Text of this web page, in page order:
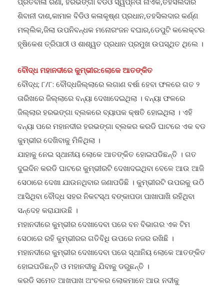
ଶିବାନୀ ଦାଶ,କାମାଳ ବିଡିଓ କଳାକୃଷ୍ଣ ପ୍ରଧାନ,ତହସିଲଦାର କର୍ଣ୍ଣ
ମଲ୍ଲିକ,ଜିଲା ଉପନିବନ୍ଧକ ମନୋରଂଜନ ବଘାର,ଡେପୁଟି କଲେକ୍ଟର
ହୃଷିକେଶ ତ୍ରିପାଠୀ ଓ ଶାଶ୍ୱତ ପ୍ରଧାନ ପ୍ରମୁଖ ଉପସ୍ଥିତ ଥିଲେ ।
ବୌଦ୍ଧ; ୮/୮: ବୌଦ୍ଧଜିଲ୍ଲାରେ ଲଗାଣ ବର୍ଷା ହେବା ଫଳରେ ଗତ ୨
ତାରିଖରେ ଜିଲ୍ଲାରେ ବନ୍ୟା ଦେଖାଦେଇଥିଲା । ବନ୍ୟା ଫଳରେ
ଜିଲ୍ଲାର ହରଭଙ୍ଗା ବ୍ଲକରେ ବ୍ୟାପକ କ୍ଷତି ହୋଇଥିଲା । ଏହି
ବନ୍ୟା ପରେ ମହାନଦୀର ହରଭଙ୍ଗା ବ୍ଲକର କରଡି ଘାଟରେ ଏକ ବଡ
କୁମ୍ଭୀର ଦେଖିବାକୁ ମିଳିଥିଲା ।
ଯାହାକୁ ନେଇ ସ୍ଥାନୀୟ ଲୋକେ ଆତଙ୍କିତ ହୋଇପଡିଛନ୍ତି । ଗତ
ଦୁଇଦିନ କରଡି ଘାଟରେ କୁମ୍ଭୀରଟି ଦେଖାଦଇଥିବା ବେଳେ ଆଉ ଆଜି
ସେଠାରେ ଦେଖା ଯାଉନଥିବାର ଜଣାପଡିଛି । କୁମ୍ଭୀରଟି ଉପରକୁ ଉଠି
ଆସିଥିବା ବୌଦ୍ଧ ସହର ନିକଟସ୍ଥ ବଙ୍କାପଡା ପାଖାପାଖି ରହିଥିବା
ସନ୍ଦେହ କରାଯାଉଛି ।
ମହାନଦୀରେ କୁମ୍ଭୀର ଦେଖାଦେବା ପରେ ବନ ବିଭାଗର ଏକ ଟିମ
ସେଠାରେ ରହି କୁମ୍ଭୀରର ଗତିବିଧି ଉପରେ ନଜର ରଖିଛି ।
ମହାନଦୀରେ କୁମ୍ଭୀର ଦେଖାଦେବା ପରେ ସ୍ଥାନିୟ ଲୋକେ ଆତଙ୍କିତ
ହୋଇପଡିଛନ୍ତି ଓ ମହାନଦୀକୁ ଯିବାକୁ ଡରୁଛନ୍ତି ।
କରଡି ସମେତ ଆଖପାଖ ଅଂଚଳର ଲୋକମାନେ ଆଉ ନଦୀକୁ
ଯାଉନାହାନ୍ତି । ହେଲେ ଗୋରୁଗାଈମାନେ ନଦୀକୁ ଚାଲିଯାଉଥିବାର